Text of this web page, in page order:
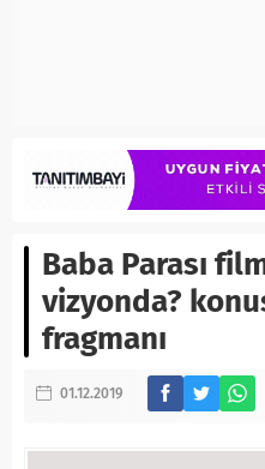
Baba Parası
vizyonda?
fragmanı
01.12.2019